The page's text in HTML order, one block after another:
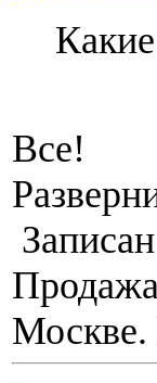
Все!
Записан
Москве.